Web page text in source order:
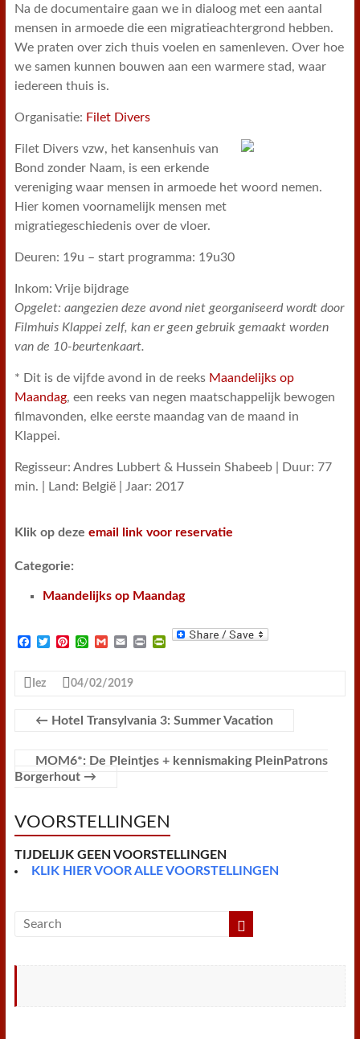
Na de documentaire gaan we in dialoog met een aantal
mensen in armoede die een migratieachtergrond hebben.
We praten over zich thuis voelen en samenleven. Over hoe
we samen kunnen bouwen aan een warmere stad, waar
iedereen thuis is.
Organisatie: Filet Divers
Filet Divers vzw, het kansenhuis van
Bond zonder Naam, is een erkende
vereniging waar mensen in armoede het woord nemen.
Hier komen voornamelijk mensen met
migratiegeschiedenis over de vloer.
Deuren: 19u – start programma: 19u30
Inkom: Vrije bijdrage
Opgelet: aangezien deze avond niet georganiseerd wordt door
Filmhuis Klappei zelf, kan er geen gebruik gemaakt worden
van de 10-beurtenkaart.
* Dit is de vijfde avond in de reeks Maandelijks op
Maandag, een reeks van negen maatschappelijk bewogen
filmavonden, elke eerste maandag van de maand in
Klappei.
Regisseur: Andres Lubbert & Hussein Shabeeb | Duur: 77
min. | Land: België | Jaar: 2017
Klik op deze email link voor reservatie
Categorie:
Maandelijks op Maandag
e
o
r
t
e
W
t
p
G
i
i
P
r
n
Iez 04/02/2019
← Hotel Transylvania 3: Summer Vacation
MOM6*: De Pleintjes + kennismaking PleinPatrons
Borgerhout →
VOORSTELLINGEN
TIJDELIJK GEEN VOORSTELLINGEN
KLIK HIER VOOR ALLE VOORSTELLINGEN